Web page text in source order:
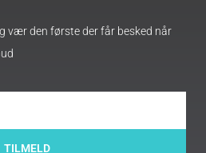
vær den første der får besked når
TILMELD